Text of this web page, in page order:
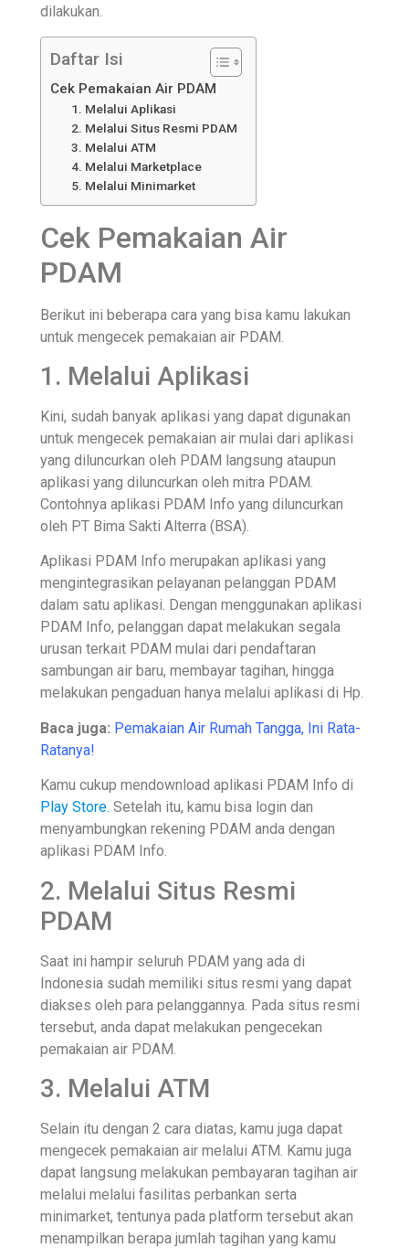
dilakukan.
Daftar Isi
Cek Pemakaian Air PDAM
1. Melalui Aplikasi
2. Melalui Situs Resmi PDAM
3. Melalui ATM
4. Melalui Marketplace
5. Melalui Minimarket
Cek Pemakaian Air
PDAM
Berikut ini beberapa cara yang bisa kamu lakukan
untuk mengecek pemakaian air PDAM.
1. Melalui Aplikasi
Kini, sudah banyak aplikasi yang dapat digunakan
untuk mengecek pemakaian air mulai dari aplikasi
yang diluncurkan oleh PDAM langsung ataupun
aplikasi yang diluncurkan oleh mitra PDAM.
Contohnya aplikasi PDAM Info yang diluncurkan
oleh PT Bima Sakti Alterra (BSA).
Aplikasi PDAM Info merupakan aplikasi yang
mengintegrasikan pelayanan pelanggan PDAM
dalam satu aplikasi. Dengan menggunakan aplikasi
PDAM Info, pelanggan dapat melakukan segala
urusan terkait PDAM mulai dari pendaftaran
sambungan air baru, membayar tagihan, hingga
melakukan pengaduan hanya melalui aplikasi di Hp.
Baca juga: Pemakaian Air Rumah Tangga, Ini Rata-
Ratanya!
Kamu cukup mendownload aplikasi PDAM Info di
Play Store. Setelah itu, kamu bisa login dan
menyambungkan rekening PDAM anda dengan
aplikasi PDAM Info.
2. Melalui Situs Resmi
PDAM
Saat ini hampir seluruh PDAM yang ada di
Indonesia sudah memiliki situs resmi yang dapat
diakses oleh para pelanggannya. Pada situs resmi
tersebut, anda dapat melakukan pengecekan
pemakaian air PDAM.
3. Melalui ATM
Selain itu dengan 2 cara diatas, kamu juga dapat
mengecek pemakaian air melalui ATM. Kamu juga
dapat langsung melakukan pembayaran tagihan air
melalui melalui fasilitas perbankan serta
minimarket, tentunya pada platform tersebut akan
menampilkan berapa jumlah tagihan yang kamu